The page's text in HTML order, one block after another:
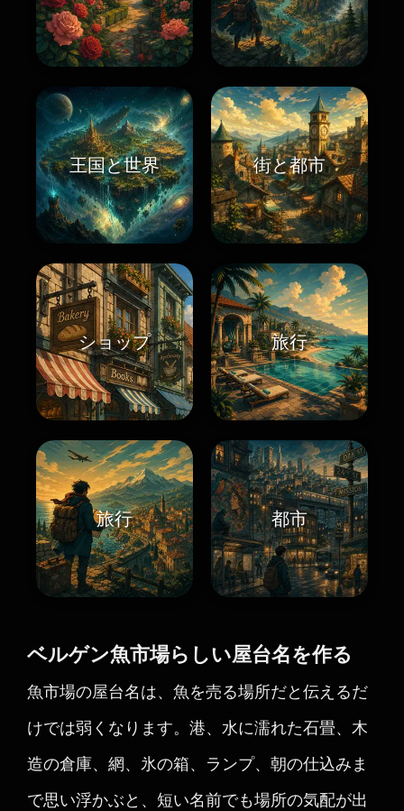
王国と世界 街と都市
ショップ 旅行
旅行 都市
ベルゲン魚市場らしい屋台名を作る
魚市場の屋台名は、魚を売る場所だと伝えるだ
けでは弱くなります。港、水に濡れた石畳、木
造の倉庫、網、氷の箱、ランプ、朝の仕込みま
で思い浮かぶと、短い名前でも場所の気配が出